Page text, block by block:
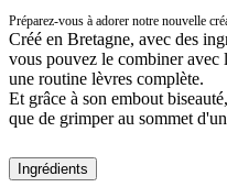
Préparez-vous à adorer notre nouvelle
Créé en Bretagne, avec des
vous pouvez le combiner
une routine lèvres complète.
Et grâce à son embout
que de grimper au sommet
Ingrédients